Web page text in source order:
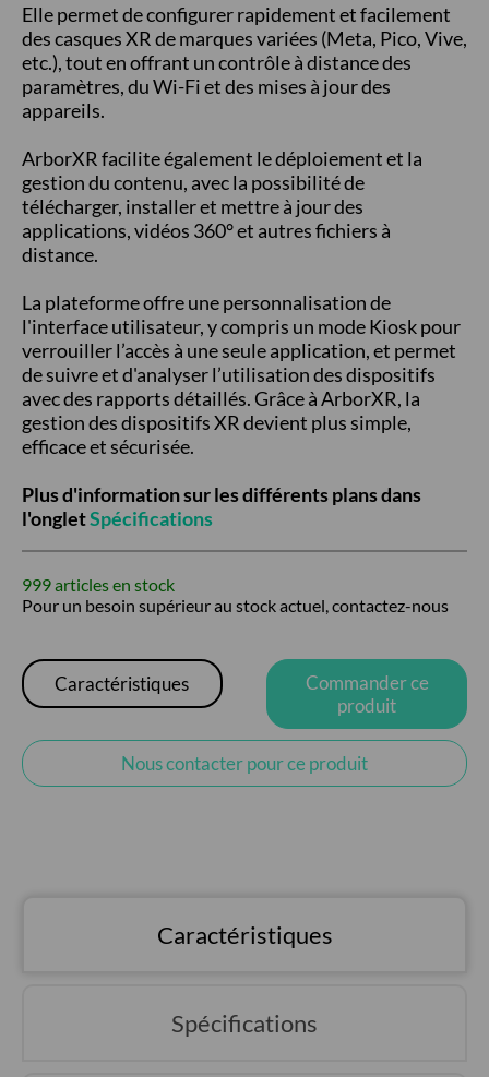
Elle permet de configurer rapidement et facilement
des casques XR de marques variées (Meta, Pico, Vive,
etc.), tout en offrant un contrôle à distance des
paramètres, du Wi-Fi et des mises à jour des
appareils.
ArborXR facilite également le déploiement et la
gestion du contenu, avec la possibilité de
télécharger, installer et mettre à jour des
applications, vidéos 360° et autres fichiers à
distance.
La plateforme offre une personnalisation de
l'interface utilisateur, y compris un mode Kiosk pour
verrouiller l’accès à une seule application, et permet
de suivre et d'analyser l’utilisation des dispositifs
avec des rapports détaillés. Grâce à ArborXR, la
gestion des dispositifs XR devient plus simple,
efficace et sécurisée.
Plus d'information sur les différents plans dans
l'ongletSpécifications
999 articles en stock
Pour un besoin supérieur au stock actuel, contactez-nous
Caractéristiques
Commander ce
produit
Nous contacter pour ce produit
Caractéristiques
Spécifications